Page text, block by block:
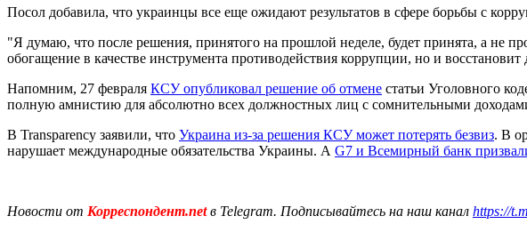
Посол добавила, что украинцы все еще ожидают результатов в сфере борьбы с
"Я думаю, что после решения, принятого на прошлой неделе, будет принята, а не
обогащение в качестве инструмента противодействия коррупции, но и
Напомним, 27 февраля КСУ опубликовал решение об отмене статьи Уголовного
полную амнистию для абсолютно всех должностных лиц с сомнительными
В Transparency заявили, что Украина из-за решения КСУ может потерять безвиз. В
нарушает международные обязательства Украины. А G7 и Всемирный банк
Новости от Корреспондент.netв Telegram. Подписывайтесь на наш канал https://